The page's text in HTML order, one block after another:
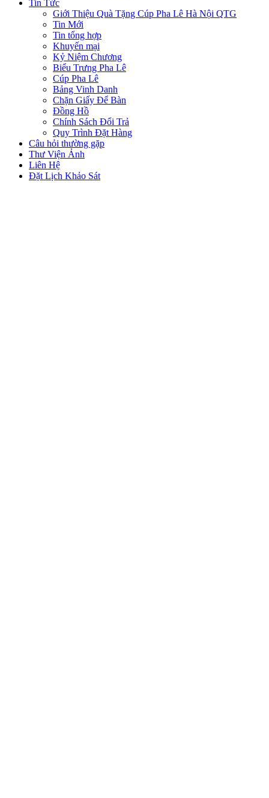
Tin Tức
Giới Thiệu Quà Tặng Cúp Pha Lê Hà Nội QTG
Tin Mới
Tin tổng hợp
Khuyến mại
Kỷ Niệm Chương
Biểu Trưng Pha Lê
Cúp Pha Lê
Bảng Vinh Danh
Chặn Giấy Để Bàn
Đồng Hồ
Chính Sách Đổi Trả
Quy Trình Đặt Hàng
Câu hỏi thường gặp
Thư Viện Ảnh
Liên Hệ
Đặt Lịch Khảo Sát